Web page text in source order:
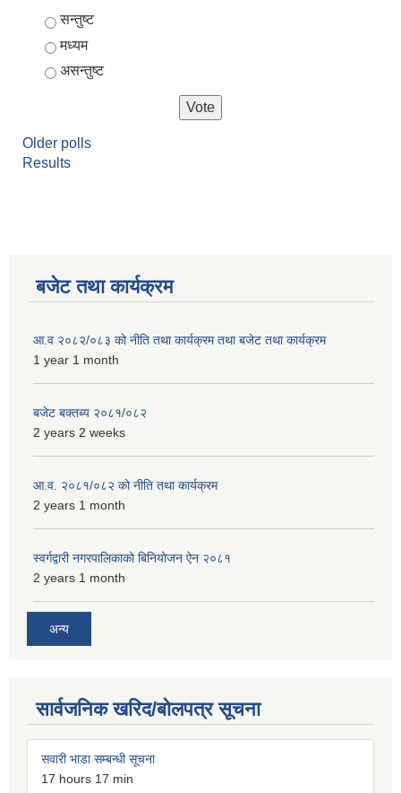
Choices
सन्तुष्ट
मध्यम
असन्तुष्ट
Older polls
Results
बजेट तथा कार्यक्रम
आ.व २०८२/०८३ को नीति तथा कार्यक्रम तथा बजेट तथा कार्यक्रम
1 year 1 month
बजेट बक्तब्य २०८१/०८२
2 years 2 weeks
आ.व. २०८१/०८२ को नीति तथा कार्यक्रम
2 years 1 month
स्वर्गद्वारी नगरपालिकाको बिनियोजन ऐन २०८१
2 years 1 month
अन्य
सार्वजनिक खरिद/बोलपत्र सूचना
सवारी भाडा सम्बन्धी सूचना
17 hours 17 min